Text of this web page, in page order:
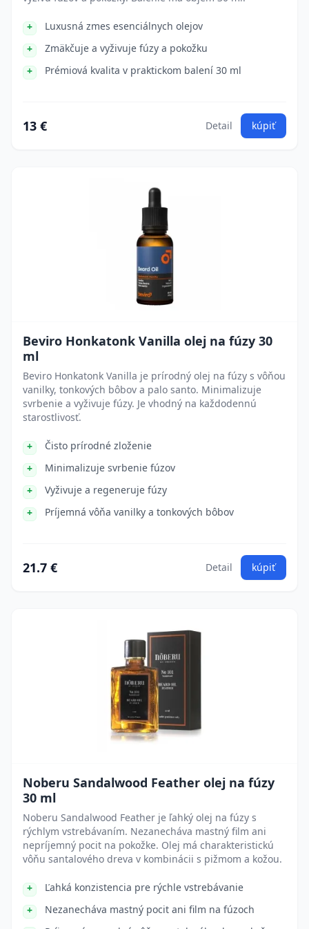
Luxusná zmes esenciálnych olejov
Zmäkčuje a vyživuje fúzy a pokožku
Prémiová kvalita v praktickom balení 30 ml
13 € Detail kúpiť
Beviro Honkatonk Vanilla olej na fúzy 30
ml
Beviro Honkatonk Vanilla je prírodný olej na fúzy s vôňou
vanilky, tonkových bôbov a palo santo. Minimalizuje
svrbenie a vyživuje fúzy. Je vhodný na každodennú
starostlivosť.
Čisto prírodné zloženie
Minimalizuje svrbenie fúzov
Vyživuje a regeneruje fúzy
Príjemná vôňa vanilky a tonkových bôbov
21.7 € Detail kúpiť
Noberu Sandalwood Feather olej na fúzy
30 ml
Noberu Sandalwood Feather je ľahký olej na fúzy s
rýchlym vstrebávaním. Nezanecháva mastný film ani
nepríjemný pocit na pokožke. Olej má charakteristickú
vôňu santalového dreva v kombinácii s pižmom a kožou.
Ľahká konzistencia pre rýchle vstrebávanie
Nezanecháva mastný pocit ani film na fúzoch